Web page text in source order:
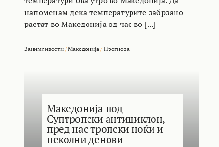
напоменам дека температурите забрзано
растат во Македонија од час во [...]
Занимливости/Македонија/Прогноза
Македонија под
Суптропски антициклон,
пред нас тропски ноќи и
пеколни денови